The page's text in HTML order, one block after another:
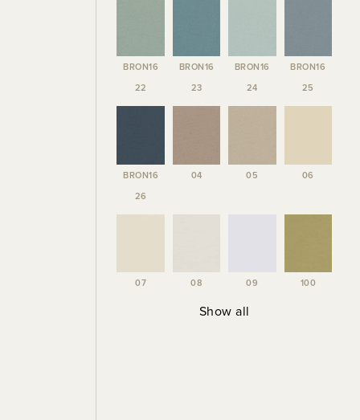
BRON16
22
BRON16
23
BRON16
24
BRON16
25
BRON16
26
04 05 06
07 08 09 100
Show all